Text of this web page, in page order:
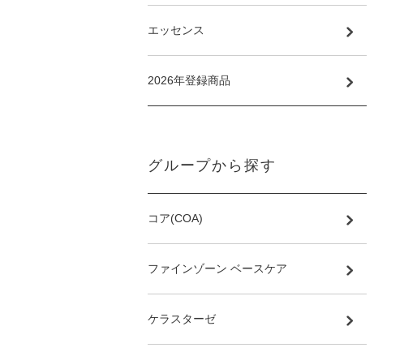
エッセンス
2026年登録商品
グループから探す
コア(COA)
ファインゾーン ベースケア
ケラスターゼ